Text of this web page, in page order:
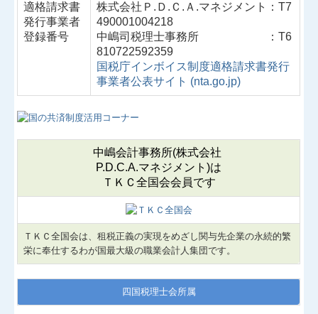
TKCシステムQ&A
社会福祉法人会計Q&A
経営革新等支援機関とは
経営改善オンデマンド講座
早期経営改善計画の策定支援
国の共済制度活用コーナー
中嶋会計事務所(株式会社
P.D.C.A.マネジメント)は
ＴＫＣ全国会会員です
ＴＫＣ全国会は、租税正義の実現をめざし関与先企業の永続的繁
栄に奉仕するわが国最大級の職業会計人集団です。
四国税理士会所属
適格請求書
発行事業者
登録番号
株式会社Ｐ.Ｄ.Ｃ.Ａ.マネジメント：T7
490001004218
中嶋司税理士事務所 ：T6
810722592359
国税庁インボイス制度適格請求書発行
事業者公表サイト (nta.go.jp)